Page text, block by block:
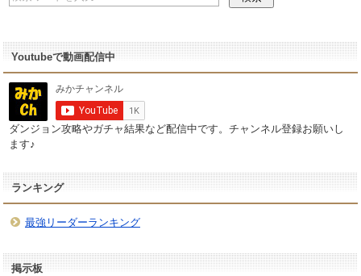
Youtubeで動画配信中
ダンジョン攻略やガチャ結果など配信中です。チャンネル登録お願いし
ます♪
ランキング
最強リーダーランキング
掲示板